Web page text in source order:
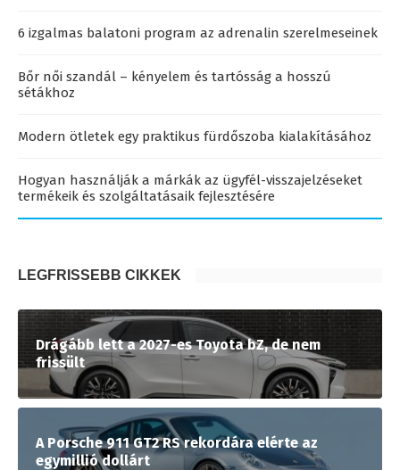
6 izgalmas balatoni program az adrenalin szerelmeseinek
Bőr női szandál – kényelem és tartósság a hosszú
sétákhoz
Modern ötletek egy praktikus fürdőszoba kialakításához
Hogyan használják a márkák az ügyfél-visszajelzéseket
termékeik és szolgáltatásaik fejlesztésére
LEGFRISSEBB CIKKEK
Drágább lett a 2027-es Toyota bZ, de nem
frissült
A Porsche 911 GT2 RS rekordára elérte az
egymillió dollárt